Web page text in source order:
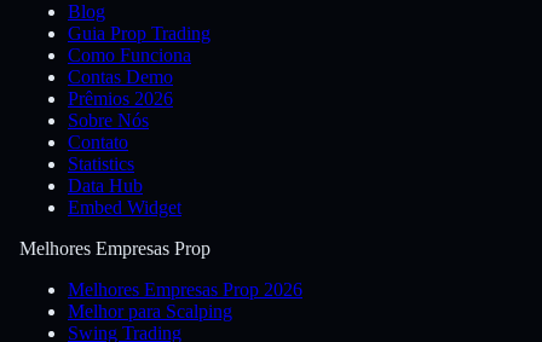
Blog
Guia Prop Trading
Como Funciona
Contas Demo
Prêmios 2026
Sobre Nós
Contato
Statistics
Data Hub
Embed Widget
Melhores Empresas Prop
Melhores Empresas Prop 2026
Melhor para Scalping
Swing Trading